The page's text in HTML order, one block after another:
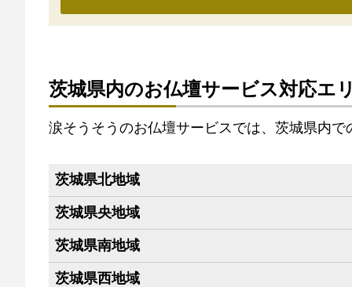
茨城県内のお仏壇サービス対応エ
涙そうそうのお仏壇サービスでは、茨城県内
茨城県北地域
茨城県央地域
茨城県南地域
茨城県西地域